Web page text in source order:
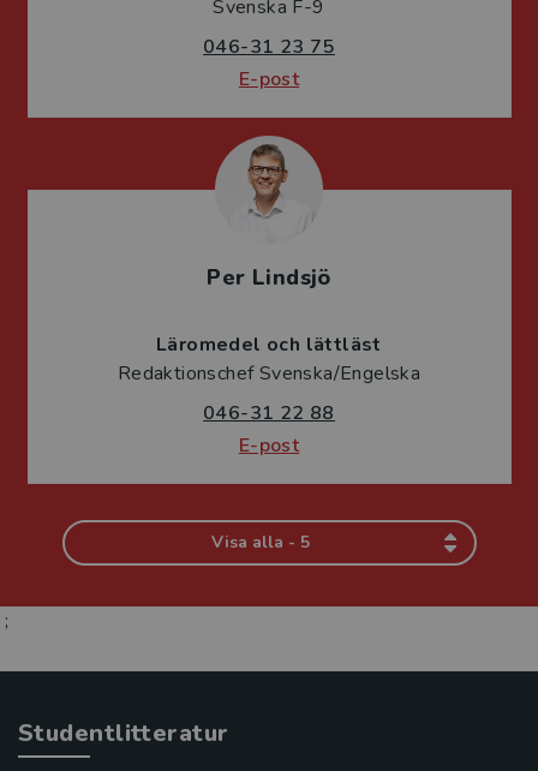
Svenska F-9
046-31 23 75
E-post
Per Lindsjö
Läromedel och lättläst
Redaktionschef Svenska/Engelska
046-31 22 88
E-post
Visa alla - 5
;
Studentlitteratur